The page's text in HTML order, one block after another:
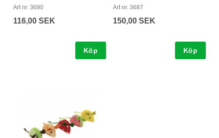
Art nr. 3690
116,00 SEK
Köp
Art nr. 3687
150,00 SEK
Köp